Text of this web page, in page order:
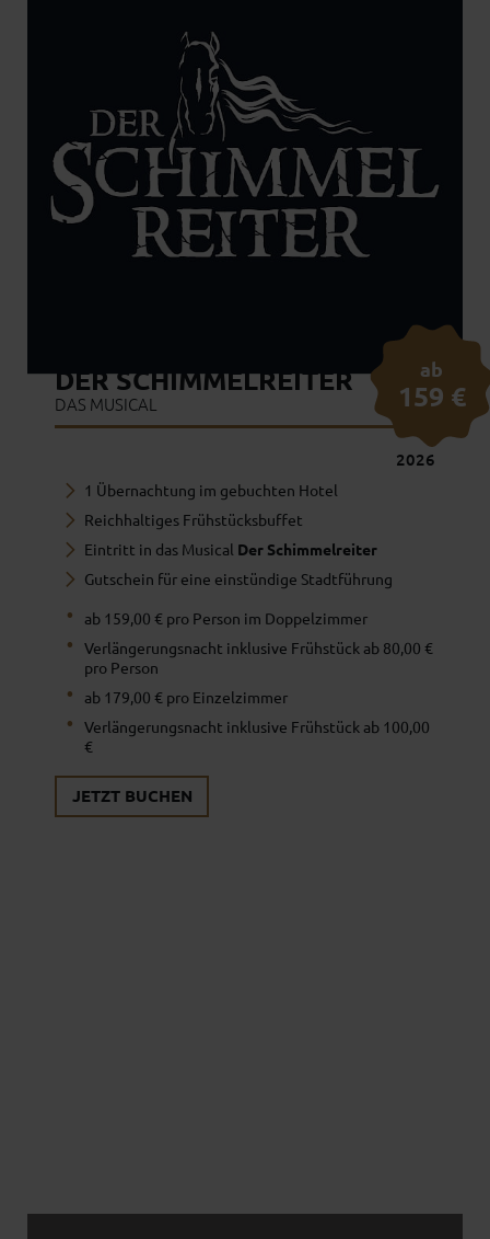
ab
159 €
DER SCHIMMELREITER
DAS MUSICAL
2026
1 Übernachtung im gebuchten Hotel
Reichhaltiges Frühstücksbuffet
Eintritt in das Musical Der Schimmelreiter
Gutschein für eine einstündige Stadtführung
ab 159,00 € pro Person im Doppelzimmer
Verlängerungsnacht inklusive Frühstück ab 80,00 €
pro Person
ab 179,00 € pro Einzelzimmer
Verlängerungsnacht inklusive Frühstück ab 100,00
€
JETZT BUCHEN